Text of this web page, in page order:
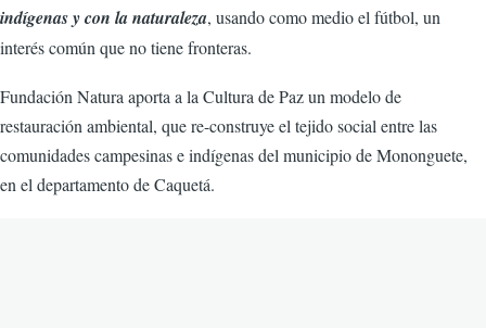
indígenas y con la naturaleza, usando como medio el fútbol, un
interés común que no tiene fronteras.
Fundación Natura aporta a la Cultura de Paz un modelo de
restauración ambiental, que re-construye el tejido social entre las
comunidades campesinas e indígenas del municipio de Mononguete,
en el departamento de Caquetá.